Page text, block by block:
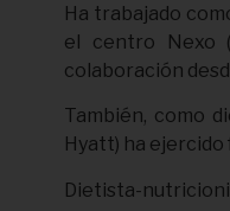
Ha trabajado
el centro Nexo
colaboración
También, como
Hyatt) ha ejercido
Dietista-